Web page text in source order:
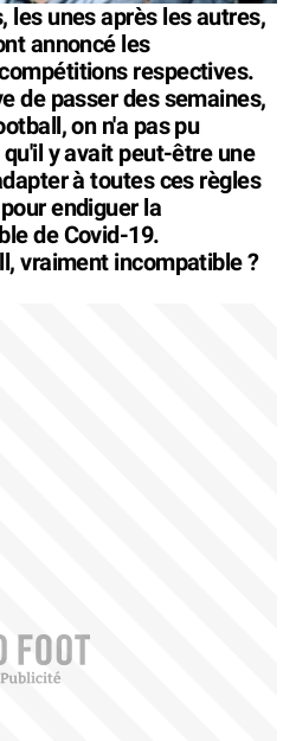
les unes après les autres,
annoncé les
respectives.
de passer des semaines,
on n'a pas pu
y avait peut-être une
à toutes ces règles
endiguer la
de Covid-19.
vraiment incompatible ?